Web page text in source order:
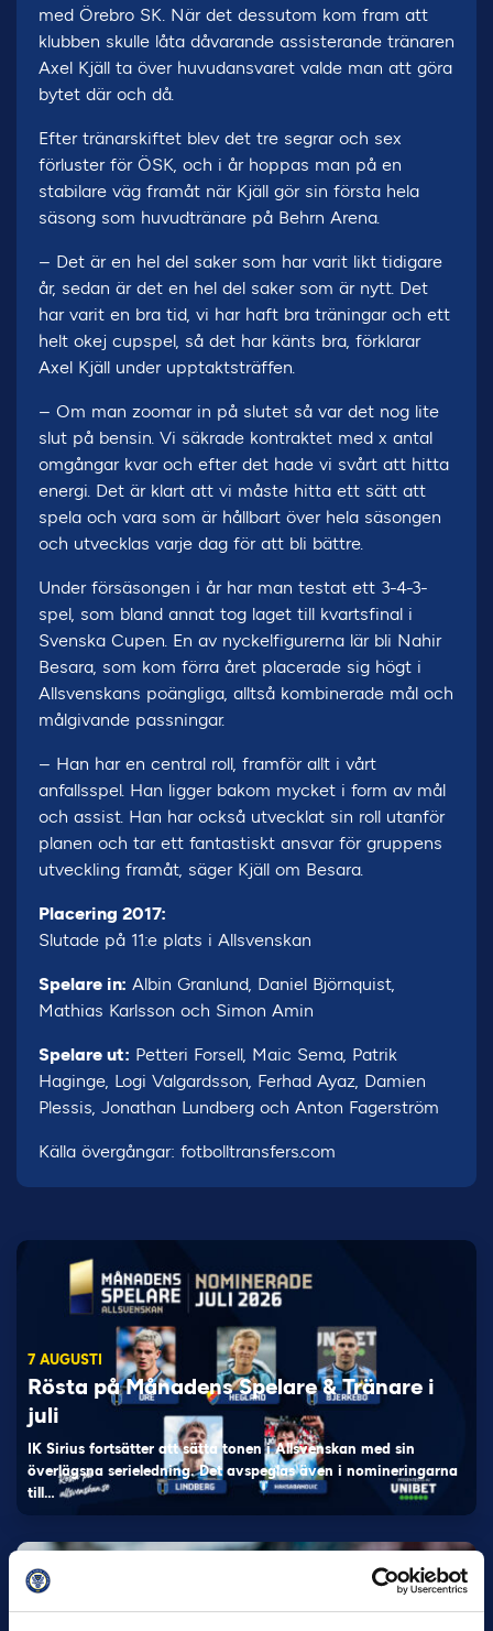
med Örebro SK. När det dessutom kom fram att
klubben skulle låta dåvarande assisterande tränaren
Axel Kjäll ta över huvudansvaret valde man att göra
bytet där och då.
Efter tränarskiftet blev det tre segrar och sex
förluster för ÖSK, och i år hoppas man på en
stabilare väg framåt när Kjäll gör sin första hela
säsong som huvudtränare på Behrn Arena.
– Det är en hel del saker som har varit likt tidigare
år, sedan är det en hel del saker som är nytt. Det
har varit en bra tid, vi har haft bra träningar och ett
helt okej cupspel, så det har känts bra, förklarar
Axel Kjäll under upptaktsträffen.
– Om man zoomar in på slutet så var det nog lite
slut på bensin. Vi säkrade kontraktet med x antal
omgångar kvar och efter det hade vi svårt att hitta
energi. Det är klart att vi måste hitta ett sätt att
spela och vara som är hållbart över hela säsongen
och utvecklas varje dag för att bli bättre.
Under försäsongen i år har man testat ett 3-4-3-
spel, som bland annat tog laget till kvartsfinal i
Svenska Cupen. En av nyckelfigurerna lär bli Nahir
Besara, som kom förra året placerade sig högt i
Allsvenskans poängliga, alltså kombinerade mål och
målgivande passningar.
– Han har en central roll, framför allt i vårt
anfallsspel. Han ligger bakom mycket i form av mål
och assist. Han har också utvecklat sin roll utanför
planen och tar ett fantastiskt ansvar för gruppens
utveckling framåt, säger Kjäll om Besara.
Placering 2017:
Slutade på 11:e plats i Allsvenskan
Spelare in: Albin Granlund, Daniel Björnquist,
Mathias Karlsson och Simon Amin
Spelare ut: Petteri Forsell, Maic Sema, Patrik
Haginge, Logi Valgardsson, Ferhad Ayaz, Damien
Plessis, Jonathan Lundberg och Anton Fagerström
Källa övergångar: fotbolltransfers.com
7 AUGUSTI
Rösta på Månadens Spelare & Tränare i
juli
IK Sirius fortsätter att sätta tonen i Allsvenskan med sin
överlägsna serieledning. Det avspeglas även i nomineringarna
till…